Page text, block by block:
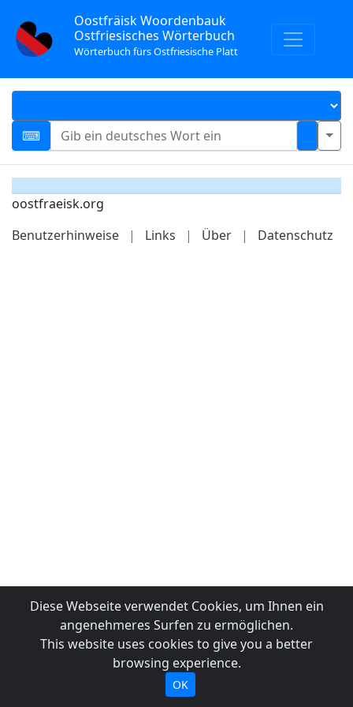
Oostfräisk Woordenbauk
Ostfriesisches Wörterbuch
Wörterbuch fürs Ostfriesische Platt
oostfraeisk.org
Benutzerhinweise
| Links | Über | Datenschutz
Diese Webseite verwendet Cookies, um Ihnen ein
angenehmeres Surfen zu ermöglichen.
This website uses cookies to give you a better
browsing experience.
OK